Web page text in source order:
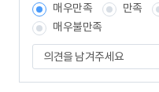
매우만족
만족
매우불만족
의
견
을